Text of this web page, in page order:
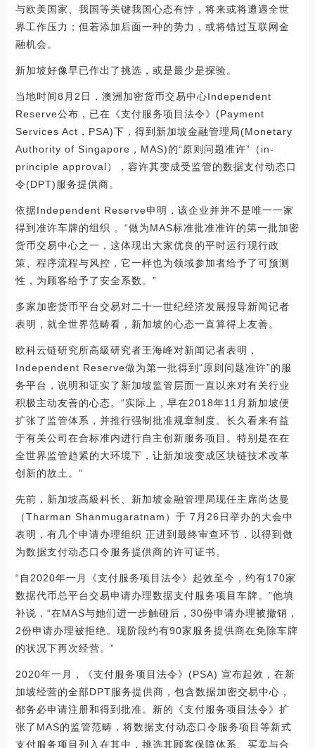
与欧美国家、我国等关键我国心态有悖，将来或将遭遇全世
界工作压力；但若添加后面一种的势力，或将错过互联网金
融机会。
新加坡好像早已作出了挑选，或是最少是探验。
当地时间8月2日，澳洲加密货币交易中心Independent
Reserve公布，已在《支付服务项目法令》(Payment
Services Act，PSA)下，得到新加坡金融管理局(Monetary
Authority of Singapore，MAS)的“原则问题准许”（in-
principle approval），容许其变成受监管的数据支付动态口
令(DPT)服务提供商。
依据Independent Reserve申明，该企业并并不是唯一一家
得到准许车牌的组织 。“做为MAS标准批准准许的第一批加密
货币交易中心之一，这体现出大家优良的平时运行现行政
策、程序流程与风控，它一样也为领域参加者给予了可预测
性，为顾客给予了安全系数。”
多家加密货币平台交易对二十一世纪经济发展报导新闻记者
表明，就全世界范畴看，新加坡的心态一直算得上友善。
欧科云链研究所高級研究者王海峰对新闻记者表明，
Independent Reserve做为第一批得到“原则问题准许”的服
务平台，说明和证实了新加坡监管层面一直以来对有关行业
积极主动友善的心态。“实际上，早在2018年11月新加坡便
扩张了监管体系，并推行强制批准规章制度。长久看来有益
于有关公司在合标准内进行自主创新服务项目。特别是在在
全世界监管趋紧的大环境下，让新加坡变成区块链技术改革
创新的故土。”
先前，新加坡高級科长、新加坡金融管理局现任主席尚达曼
（Tharman Shanmugaratnam）于 7月26日举办的大会中
表明，有几个申请办理组织 正进到最终审查环节，以得到做
为数据支付动态口令服务提供商的许可证书。
“自2020年一月《支付服务项目法令》起效至今，约有170家
数据代币总平台交易申请办理数据支付服务项目车牌。”他填
补说，“在MAS与她们进一步触碰后，30份申请办理被撤销，
2份申请办理被拒绝。现阶段约有90家服务提供商在免除车牌
的状况下再次经营。”
2020年一月，《支付服务项目法令》(PSA) 宣布起效，在新
加坡经营的全部DPT服务提供商，包含数据加密交易中心，
都务必申请注册和得到批准。新的《支付服务项目法令》扩
张了MAS的监管范畴，将数据支付动态口令服务项目等新式
支付服务项目列入在其中，挑选其顾客保障体系、买卖与合